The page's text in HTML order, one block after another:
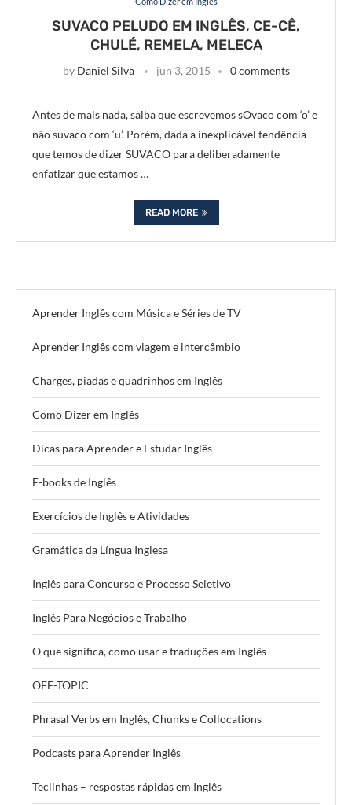
SUVACO PELUDO EM INGLÊS, CE-CÊ,
CHULÉ, REMELA, MELECA
by Daniel Silva jun 3, 2015 0 comments
Antes de mais nada, saiba que escrevemos sOvaco com ‘o’ e
não suvaco com ‘u’. Porém, dada a inexplicável tendência
que temos de dizer SUVACO para deliberadamente
enfatizar que estamos …
READ MORE
Aprender Inglês com Música e Séries de TV
Aprender Inglês com viagem e intercâmbio
Charges, piadas e quadrinhos em Inglês
Como Dizer em Inglês
Dicas para Aprender e Estudar Inglês
E-books de Inglês
Exercícios de Inglês e Atividades
Gramática da Língua Inglesa
Inglês para Concurso e Processo Seletivo
Inglês Para Negócios e Trabalho
O que significa, como usar e traduções em Inglês
OFF-TOPIC
Phrasal Verbs em Inglês, Chunks e Collocations
Podcasts para Aprender Inglês
Teclinhas – respostas rápidas em Inglês